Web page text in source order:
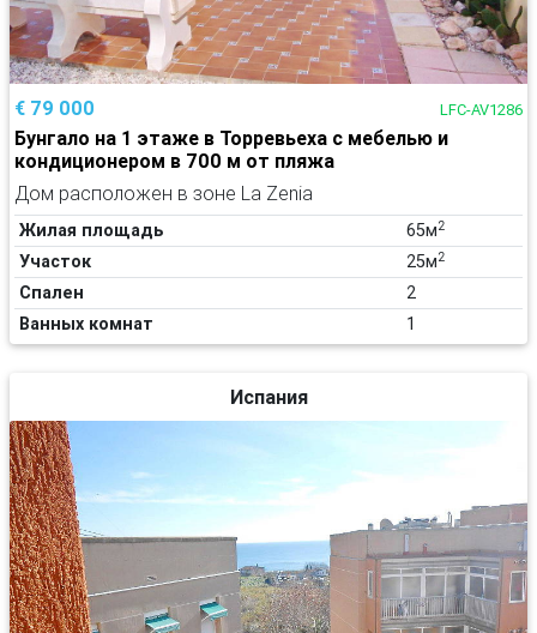
€ 79 000 LFC-AV1286
Бунгало на 1 этаже в Торревьеха с мебелью и
кондиционером в 700 м от пляжа
Дом расположен в зоне La Zenia
Жилая площадь 65м2
Участок 25м2
Спален
2
Ванных комнат
1
Испания